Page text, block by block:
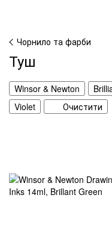
Чорнило та фарби
Туш
Winsor & Newton
Violet
Очистити